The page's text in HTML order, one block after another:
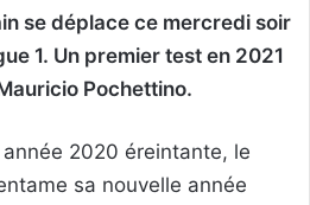
se déplace ce mercredi soir
1. Un premier test en 2021
Pochettino.
2020 éreintante, le
sa nouvelle année